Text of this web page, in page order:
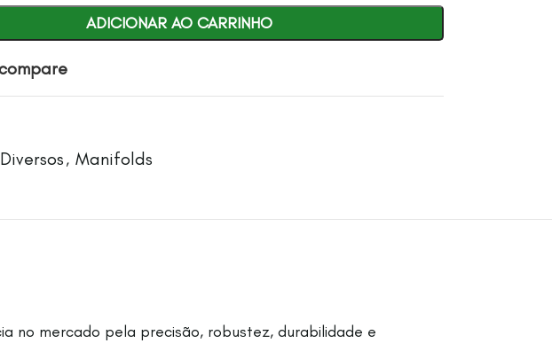
ADICIONAR AO CARRINHO
Diversos, Manifolds
no mercado pela precisão, robustez, durabilidade e